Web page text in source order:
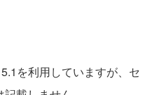
を利用していますが、セ